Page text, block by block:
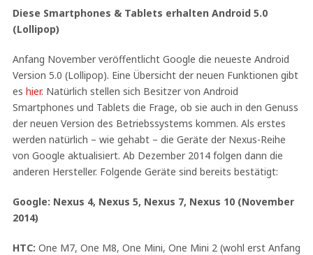
Diese Smartphones & Tablets erhalten Android 5.0
(Lollipop)
Anfang November veröffentlicht Google die neueste Android
Version 5.0 (Lollipop). Eine Übersicht der neuen Funktionen gibt
es hier. Natürlich stellen sich Besitzer von Android
Smartphones und Tablets die Frage, ob sie auch in den Genuss
der neuen Version des Betriebssystems kommen. Als erstes
werden natürlich – wie gehabt – die Geräte der Nexus-Reihe
von Google aktualisiert. Ab Dezember 2014 folgen dann die
anderen Hersteller. Folgende Geräte sind bereits bestätigt:
Google: Nexus 4, Nexus 5, Nexus 7, Nexus 10 (November
2014)
HTC: One M7, One M8, One Mini, One Mini 2 (wohl erst Anfang